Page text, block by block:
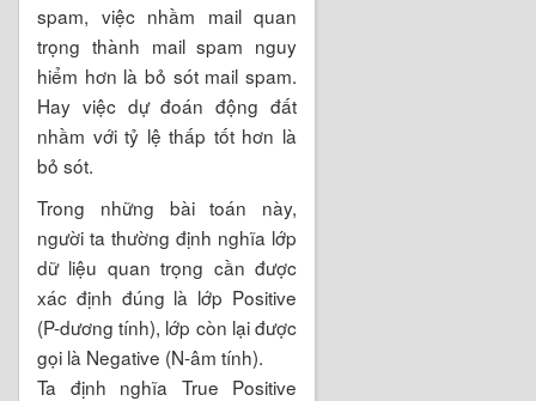
spam, việc nhầm mail quan
trọng thành mail spam nguy
hiểm hơn là bỏ sót mail spam.
Hay việc dự đoán động đất
nhầm với tỷ lệ thấp tốt hơn là
bỏ sót.
Trong những bài toán này,
người ta thường định nghĩa lớp
dữ liệu quan trọng cần được
xác định đúng là lớp Positive
(P-dương tính), lớp còn lại được
gọi là Negative (N-âm tính).
Ta định nghĩa True Positive